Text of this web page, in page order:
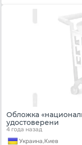
Обложка
удостоверени
4 года назад
Украина,Киев